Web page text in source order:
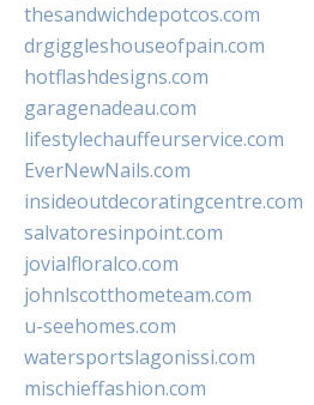
thesandwichdepotcos.com
drgiggleshouseofpain.com
hotflashdesigns.com
garagenadeau.com
lifestylechauffeurservice.com
EverNewNails.com
insideoutdecoratingcentre.com
salvatoresinpoint.com
jovialfloralco.com
johnlscotthometeam.com
u-seehomes.com
watersportslagonissi.com
mischieffashion.com